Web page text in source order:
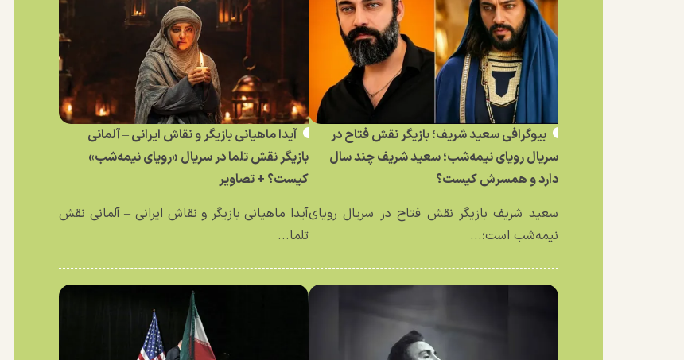
بیوگرافی سعید شریف؛ بازیگر نقش فتاح در
سریال رویای نیمه‌شب؛ سعید شریف چند سال
دارد و همسرش کیست؟
سعید شریف بازیگر نقش فتاح در سریال رویای
نیمه‌شب است؛...
آیدا ماهیانی بازیگر و نقاش ایرانی – آلمانی
بازیگر نقش تلما در سریال «رویای نیمه‌شب»
کیست؟ + تصاویر
آیدا ماهیانی بازیگر و نقاش ایرانی – آلمانی نقش
تلما...